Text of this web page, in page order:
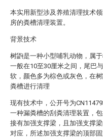
本实用新型涉及养殖清理技术
房的粪槽清理装置。
背景技术
树鼩是一种小型哺乳动物，属
一般在10至30厘米之间，尾巴
软，颜色多为棕色或灰色，在
粪槽进行清理
现有技术中，公开号为
一种漏粪槽的刮粪清理装置，
接有加强支撑梁，且加强支撑
对应，所述加强支撑梁的顶部